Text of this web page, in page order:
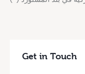
Get in Touch